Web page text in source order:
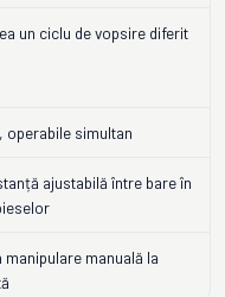
un ciclu de vopsire diferit
operabile simultan
ajustabilă între bare în
manuală la